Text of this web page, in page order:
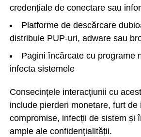
credențiale de conectare sau
Platforme de descărcare
distribuie PUP-uri, adware sau
Pagini încărcate cu programe
infecta sistemele
Consecințele interacțiunii cu
include pierderi monetare, furt de
compromise, infecții de sistem și
ample ale confidențialității.